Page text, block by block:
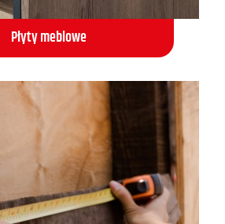
Płyty meblowe